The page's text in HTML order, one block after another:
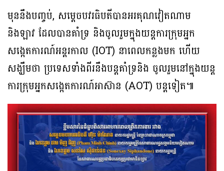
មុននឹងបញ្ចប់, សម្ដេចបវរធិបតីបានអរគុណវៀតណាម
និងឡាវ ដែលបានគាំទ្រ និងចូលរួមក្នុងយន្តការក្រុមអ្នក
សង្កេតការណ៍អន្តរកាល (IOT) នាពេលកន្លងមក ហើយ
សង្ឃឹមថា ប្រទេសទាំងពីរនឹងបន្តគាំទ្រនិង ចូលរួមនៅក្នុងយន្ត
ការក្រុមអ្នកសង្កេតការណ៍អាស៊ាន (AOT) បន្តទៀត៕